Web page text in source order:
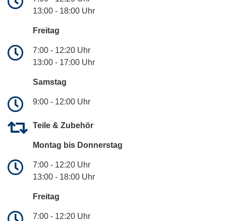
13:00 - 18:00 Uhr
Freitag
7:00 - 12:20 Uhr
13:00 - 17:00 Uhr
Samstag
9:00 - 12:00 Uhr
Teile & Zubehör
Montag bis Donnerstag
7:00 - 12:20 Uhr
13:00 - 18:00 Uhr
Freitag
7:00 - 12:20 Uhr